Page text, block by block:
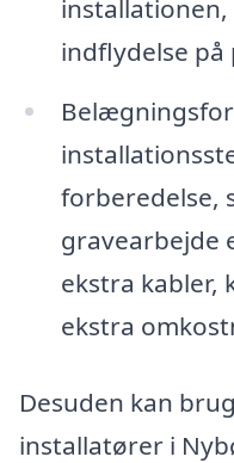
installationen,
indflydelse på
forberedelse,
gravearbejde
ekstra kabler,
ekstra
Desuden kan
installatører i